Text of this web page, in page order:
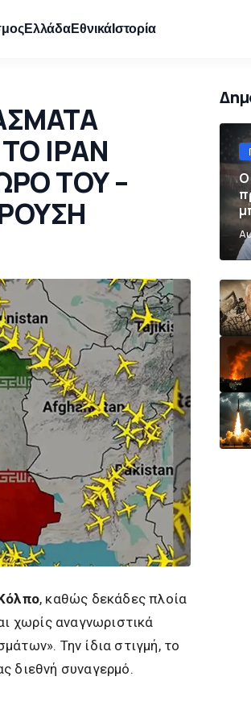
ΕλλάδαΕθνικάΙστορία
ΙΡΑΝ
ΤΟΥ –
, καθώς δεκάδες πλοία
χωρίς αναγνωριστικά
Την ίδια στιγμή, το
διεθνή συναγερμό.
Ο